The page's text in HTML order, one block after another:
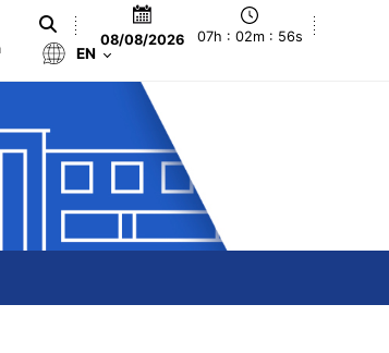
08/08/2026 07h : 02m : 56s
EN